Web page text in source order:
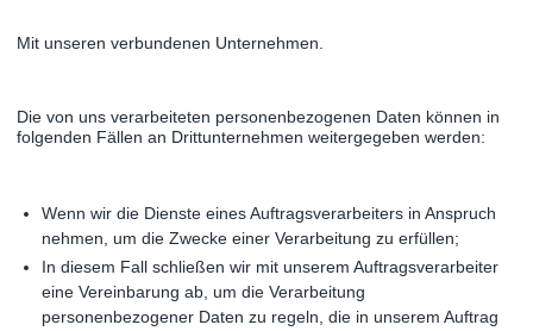
Mit unseren verbundenen Unternehmen.
Die von uns verarbeiteten personenbezogenen Daten können in
folgenden Fällen an Drittunternehmen weitergegeben werden:
Wenn wir die Dienste eines Auftragsverarbeiters in Anspruch
nehmen, um die Zwecke einer Verarbeitung zu erfüllen;
In diesem Fall schließen wir mit unserem Auftragsverarbeiter
eine Vereinbarung ab, um die Verarbeitung
personenbezogener Daten zu regeln, die in unserem Auftrag